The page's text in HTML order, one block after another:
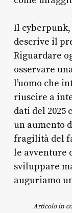
Il
descrive il
Riguardare
osservare
l’uomo che
riuscire a
dati del 2025
un aumento
fragilità del
le avventure
sviluppare
auguriamo
Articolo in